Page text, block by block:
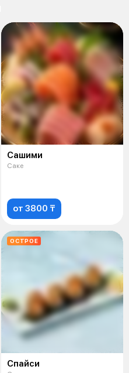
Сашими
Саке
от 3800 ₸
ОСТРОЕ
Спайси